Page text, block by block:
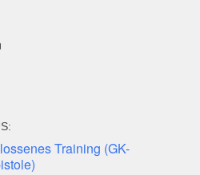
Training (GK-